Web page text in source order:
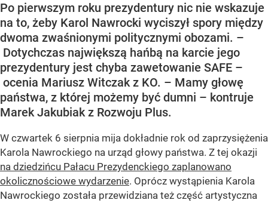
Po pierwszym roku prezydentury nic nie wskazuje
na to, żeby Karol Nawrocki wyciszył spory między
dwoma zwaśnionymi politycznymi obozami. –
Dotychczas największą hańbą na karcie jego
prezydentury jest chyba zawetowanie SAFE –
ocenia Mariusz Witczak z KO. – Mamy głowę
państwa, z której możemy być dumni – kontruje
Marek Jakubiak z Rozwoju Plus.
W czwartek 6 sierpnia mija dokładnie rok od zaprzysiężenia
Karola Nawrockiego na urząd głowy państwa. Z tej okazji
na dziedzińcu Pałacu Prezydenckiego zaplanowano
okolicznościowe wydarzenie. Oprócz wystąpienia Karola
Nawrockiego została przewidziana też część artystyczna